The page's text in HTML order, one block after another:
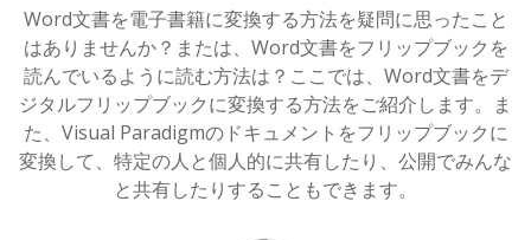
Word文書を電子書籍に変換する方法を疑問に思ったこと
はありませんか？または、Word文書をフリップブックを
読んでいるように読む方法は？ここでは、Word文書をデ
ジタルフリップブックに変換する方法をご紹介します。ま
た、Visual Paradigmのドキュメントをフリップブックに
変換して、特定の人と個人的に共有したり、公開でみんな
と共有したりすることもできます。